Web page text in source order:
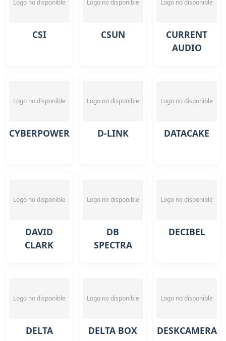
Logo no disponible
CSI
Logo no disponible
CSUN
Logo no disponible
CURRENT
AUDIO
Logo no disponible
CYBERPOWER
Logo no disponible
D-LINK
Logo no disponible
DATACAKE
Logo no disponible
DAVID
CLARK
Logo no disponible
DB
SPECTRA
Logo no disponible
DECIBEL
Logo no disponible
DELTA
Logo no disponible
DELTA BOX
Logo no disponible
DESKCAMERA